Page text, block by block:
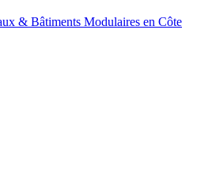
& Bâtiments Modulaires en Côte